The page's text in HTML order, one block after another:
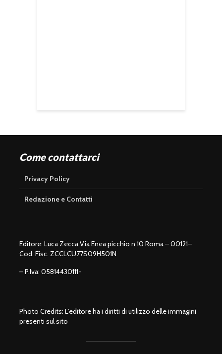
Come contattarci
Privacy Policy
Redazione e Contatti
Editore: Luca Zecca Via Enea picchio n 10 Roma – 00121–
Cod. Fisc. ZCCLCU77S09H501N
– P.Iva: 05814430111-
Photo Credits: L’editore ha i diritti di utilizzo delle immagini
presenti sul sito